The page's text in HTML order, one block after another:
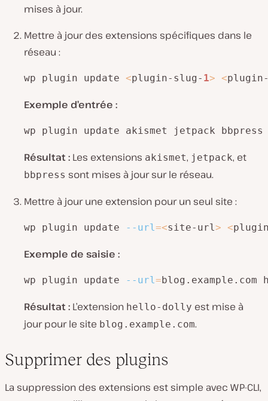
mises à jour.
Mettre à jour des extensions spécifiques dans le
réseau :
wp plugin update <plugin-slug- 1> <
Exemple d’entrée :
wp plugin update akismet jetpack
Résultat : Les extensions akismet, jetpack, et
bbpress sont mises à jour sur le réseau.
Mettre à jour une extension pour un seul site :
wp plugin update --url=<site-url> <
Exemple de saisie :
wp plugin update --url=
Résultat : L’extension hello-dolly est mise à
jour pour le site blog.example.com.
Supprimer des plugins
La suppression des extensions est simple avec WP-CLI,